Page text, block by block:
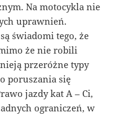
Na motocykla nie
uprawnień.
świadomi tego, że
że nie robili
przeróżne typy
poruszania się
jazdy kat A – Ci,
ograniczeń, w